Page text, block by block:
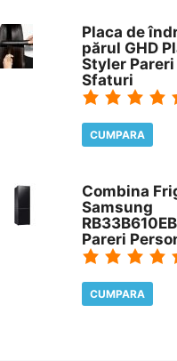
Placa de
părul GHD
Styler Pareri
Sfaturi
CUMPARA
Combina
Samsung
Pareri
CUMPARA